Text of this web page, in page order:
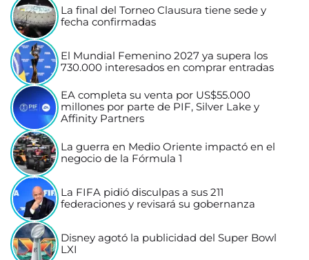
La final del Torneo Clausura tiene sede y
fecha confirmadas
El Mundial Femenino 2027 ya supera los
730.000 interesados en comprar entradas
EA completa su venta por US$55.000
millones por parte de PIF, Silver Lake y
Affinity Partners
La guerra en Medio Oriente impactó en el
negocio de la Fórmula 1
La FIFA pidió disculpas a sus 211
federaciones y revisará su gobernanza
Disney agotó la publicidad del Super Bowl
LXI